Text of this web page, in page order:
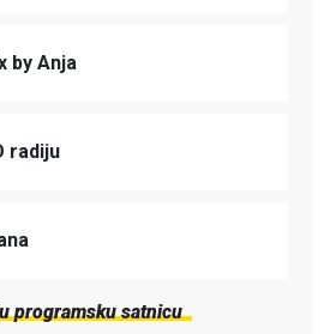
by Anja
radiju
programsku satnicu